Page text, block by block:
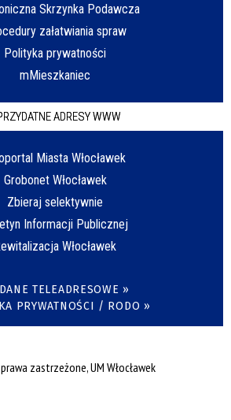
Skrzynka Podawcza
załatwiania spraw
Polityka prywatności
mMieszkaniec
ADRESY WWW
Miasta Włocławek
Grobonet Włocławek
Zbieraj selektywnie
Informacji Publicznej
Włocławek
TELEADRESOWE »
PRYWATNOŚCI / RODO »
zastrzeżone, UM Włocławek